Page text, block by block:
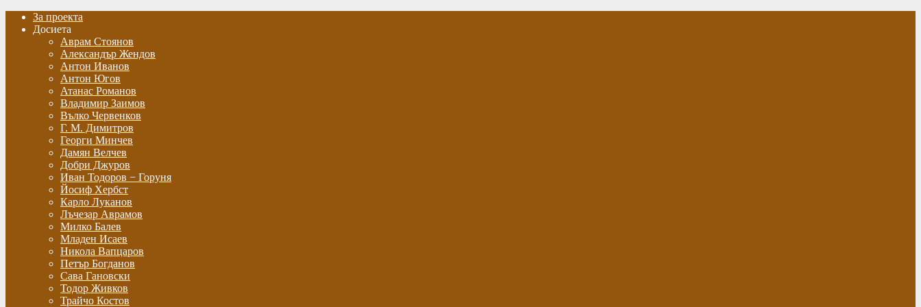
За проекта
Досиета
Аврам Стоянов
Александър Жендов
Антон Иванов
Антон Югов
Атанас Романов
Владимир Заимов
Вълко Червенков
Г. М. Димитров
Георги Минчев
Дамян Велчев
Добри Джуров
Иван Тодоров − Горуня
Йосиф Хербст
Карло Луканов
Лъчезар Аврамов
Милко Балев
Младен Исаев
Никола Вапцаров
Петър Богданов
Сава Гановски
Тодор Живков
Трайчо Костов